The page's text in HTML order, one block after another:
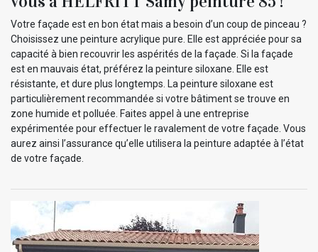
Votre façade est en bon état mais a besoin d’un coup de pinceau ?
Choisissez une peinture acrylique pure. Elle est appréciée pour sa
capacité à bien recouvrir les aspérités de la façade. Si la façade
est en mauvais état, préférez la peinture siloxane. Elle est
résistante, et dure plus longtemps. La peinture siloxane est
particulièrement recommandée si votre bâtiment se trouve en
zone humide et polluée. Faites appel à une entreprise
expérimentée pour effectuer le ravalement de votre façade. Vous
aurez ainsi l’assurance qu’elle utilisera la peinture adaptée à l’état
de votre façade.